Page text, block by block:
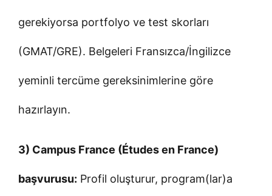
gerekiyorsa portfolyo ve test skorları
(GMAT/GRE). Belgeleri Fransızca/İngilizce
yeminli tercüme gereksinimlerine göre
hazırlayın.
3) Campus France (Études en France)
başvurusu: Profil oluşturur, program(lar)a